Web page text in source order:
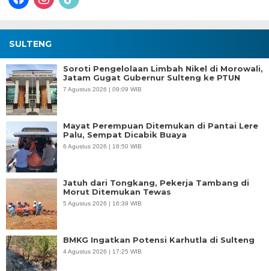
SULTENG
Soroti Pengelolaan Limbah Nikel di Morowali,
Jatam Gugat Gubernur Sulteng ke PTUN
7 Agustus 2026 | 09:09 WIB
Mayat Perempuan Ditemukan di Pantai Lere
Palu, Sempat Dicabik Buaya
6 Agustus 2026 | 18:50 WIB
Jatuh dari Tongkang, Pekerja Tambang di
Morut Ditemukan Tewas
5 Agustus 2026 | 16:39 WIB
BMKG Ingatkan Potensi Karhutla di Sulteng
4 Agustus 2026 | 17:25 WIB